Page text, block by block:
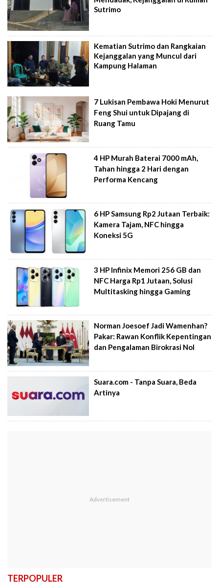
Sutrimo
Kematian Sutrimo dan Rangkaian
Kejanggalan yang Muncul dari
Kampung Halaman
7 Lukisan Pembawa Hoki Menurut
Feng Shui untuk Dipajang di
Ruang Tamu
4 HP Murah Baterai 7000 mAh,
Tahan hingga 2 Hari dengan
Performa Kencang
6 HP Samsung Rp2 Jutaan Terbaik:
Kamera Tajam, NFC hingga
Koneksi 5G
3 HP Infinix Memori 256 GB dan
NFC Harga Rp1 Jutaan, Solusi
Multitasking hingga Gaming
Norman Joesoef Jadi Wamenhan?
Pakar: Rawan Konflik Kepentingan
dan Pengalaman Birokrasi Nol
Suara.com - Tanpa Suara, Beda
Artinya
TERPOPULER